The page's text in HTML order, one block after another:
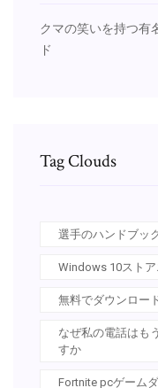
クマの笑いを持つ有
ド
Tag Clouds
選手のハンドブッ
Windows 10スト
無料でダウンロー
なぜ私の電話はも
すか
Fortnite pcゲーム